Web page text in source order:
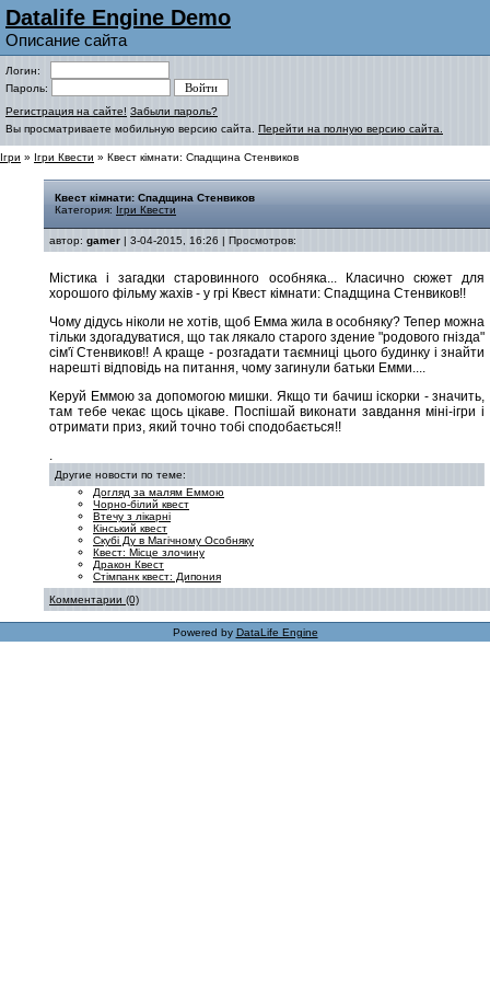
Datalife Engine Demo
Описание сайта
Логин:
Пароль:
Регистрация на сайте! Забыли пароль?
Вы просматриваете мобильную версию сайта. Перейти на полную версию сайта.
Ігри » Ігри Квести » Квест кімнати: Спадщина Стенвиков
Квест кімнати: Спадщина Стенвиков
Категория: Ігри Квести
автор: gamer | 3-04-2015, 16:26 | Просмотров:
Містика і загадки старовинного особняка... Класично сюжет для
хорошого фільму жахів - у грі Квест кімнати: Спадщина Стенвиков!!
Чому дідусь ніколи не хотів, щоб Емма жила в особняку? Тепер можна
тільки здогадуватися, що так лякало старого здение "родового гнізда"
сім'ї Стенвиков!! А краще - розгадати таємниці цього будинку і знайти
нарешті відповідь на питання, чому загинули батьки Емми....
Керуй Еммою за допомогою мишки. Якщо ти бачиш іскорки - значить,
там тебе чекає щось цікаве. Поспішай виконати завдання міні-ігри і
отримати приз, який точно тобі сподобається!!
.
Другие новости по теме:
Догляд за малям Еммою
Чорно-білий квест
Втечу з лікарні
Кінський квест
Скубі Ду в Магічному Особняку
Квест: Місце злочину
Дракон Квест
Стімпанк квест: Дипония
Комментарии (0)
Powered by DataLife Engine